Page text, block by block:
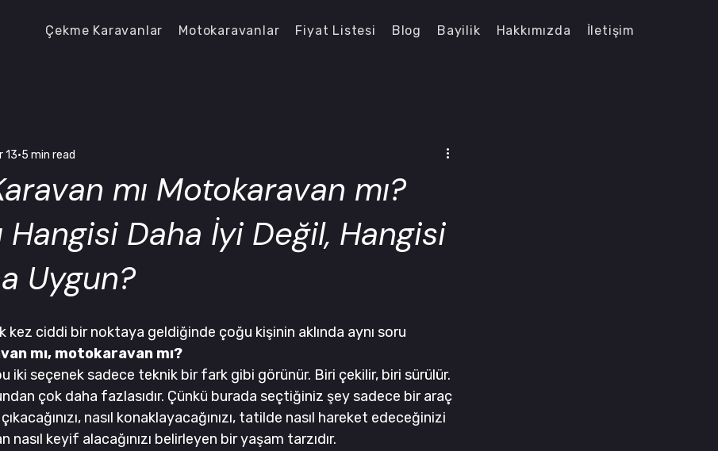
Çekme Karavanlar Motokaravanlar Fiyat Listesi Blog Bayilik Hakkımızda İletişim
mı Motokaravan mı?
Hangisi Daha İyi Değil, Hangisi
Uygun?
13 5 min read
kez ciddi bir noktaya geldiğinde çoğu kişinin aklında aynı soru
mı, motokaravan mı?
iki seçenek sadece teknik bir fark gibi görünür. Biri çekilir, biri sürülür.
çok daha fazlasıdır. Çünkü burada seçtiğiniz şey sadece bir araç
nasıl konaklayacağınızı, tatilde nasıl hareket edeceğinizi
keyif alacağınızı belirleyen bir yaşam tarzıdır.